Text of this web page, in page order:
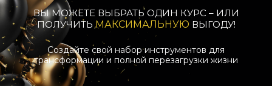
ВЫ МОЖЕТЕ ВЫБРАТЬ ОДИН КУРС – ИЛИ
ПОЛУЧИТЬМАКСИМАЛЬНУЮ ВЫГОДУ!
Создайте свой набор инструментов для
трансформации и полной перезагрузки жизни